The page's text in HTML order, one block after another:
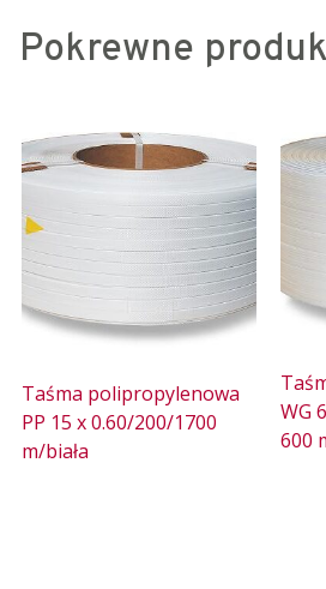
Pokrewne
Taśma polipropylenowa
PP 15 x 0.60/200/1700
m/biała
WG
600